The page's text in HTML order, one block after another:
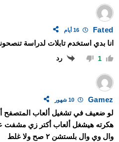
Fated 16 أيام
انا بدي استخدم تابلات لدراسة
1 رد
Gamez 10 شهور
لو ضعيف في تشغيل ألعاب المتصفح
هكرته هيشغل ألعاب أكتر زي مشفت
وال وي وال بلستشن ٢ صح ولا غلط